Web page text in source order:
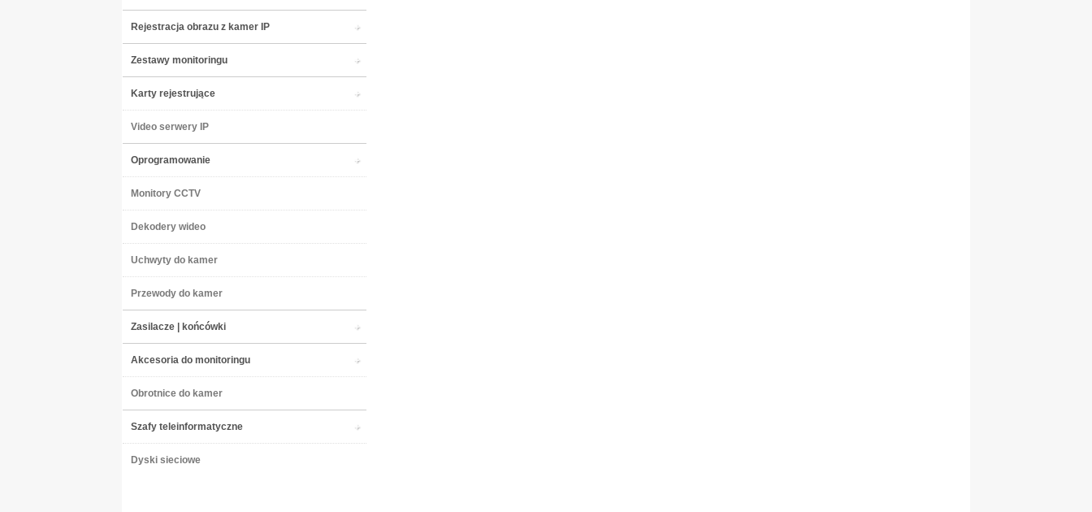
Rejestracja obrazu z kamer IP
Zestawy monitoringu
Karty rejestrujące
Video serwery IP
Oprogramowanie
Monitory CCTV
Dekodery wideo
Uchwyty do kamer
Przewody do kamer
Zasilacze | końcówki
Akcesoria do monitoringu
Obrotnice do kamer
Szafy teleinformatyczne
Dyski sieciowe